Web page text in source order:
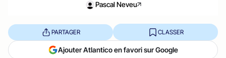
Pascal Neveu
PARTAGER CLASSER
Ajouter Atlantico en favori sur Google